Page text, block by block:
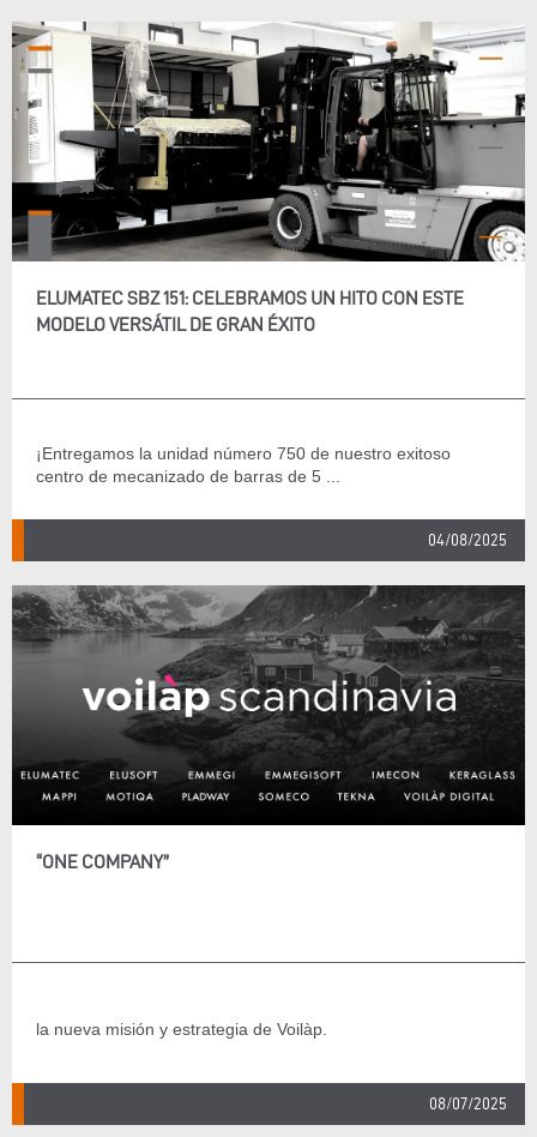
ELUMATEC SBZ 151: CELEBRAMOS UN HITO CON ESTE
MODELO VERSÁTIL DE GRAN ÉXITO
¡Entregamos la unidad número 750 de nuestro exitoso
centro de mecanizado de barras de 5 ...
04/08/2025
“ONE COMPANY”
la nueva misión y estrategia de Voilàp.
08/07/2025